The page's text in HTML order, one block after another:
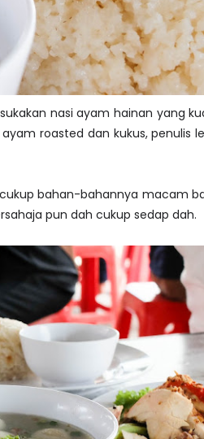
nasi ayam hainan yang
roasted dan kukus, penulis
bahan-bahannya macam
pun dah cukup sedap dah.